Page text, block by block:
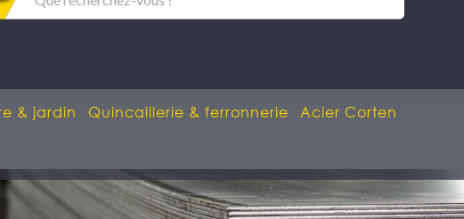
& jardin Quincaillerie & ferronnerie Acier Corten